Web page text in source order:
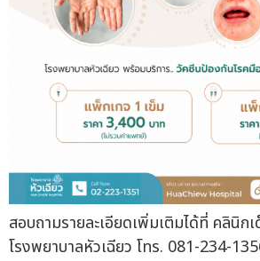
สอบถามรายละเอียดเพิ่มเติมได้ที่ คลินิก
โรงพยาบาลหัวเฉียว โทร. 081-234-